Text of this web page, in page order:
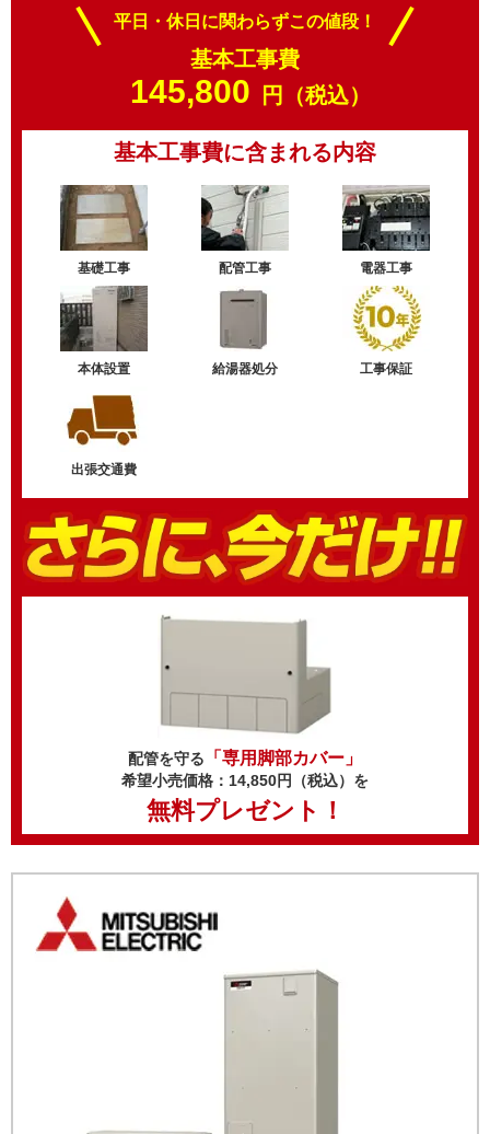
平日・休日に関わらずこの値段！
基本工事費
145,800 円（税込）
基本工事費に含まれる内容
基礎工事 配管工事 電器工事
本体設置 給湯器処分 工事保証
出張交通費
配管を守る 「専用脚部カバー」
希望小売価格：14,850円（税込）を
無料プレゼント！